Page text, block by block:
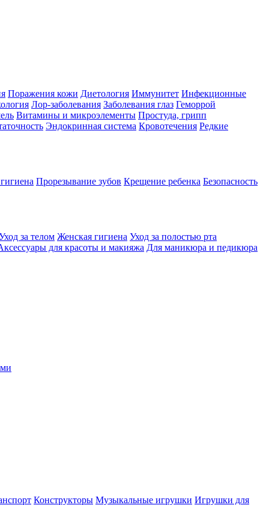
Поражения кожи Диетология Иммунитет Инфекционные
Лор-заболевания Заболевания глаз Геморрой
Витамины и микроэлементы Простуда, грипп
Эндокринная система Кровотечения Редкие
Прорезывание зубов Крещение ребенка Безопасность
за телом Женская гигиена Уход за полостью рта
для красоты и макияжа Для маникюра и педикюра
Конструкторы Музыкальные игрушки Игрушки для